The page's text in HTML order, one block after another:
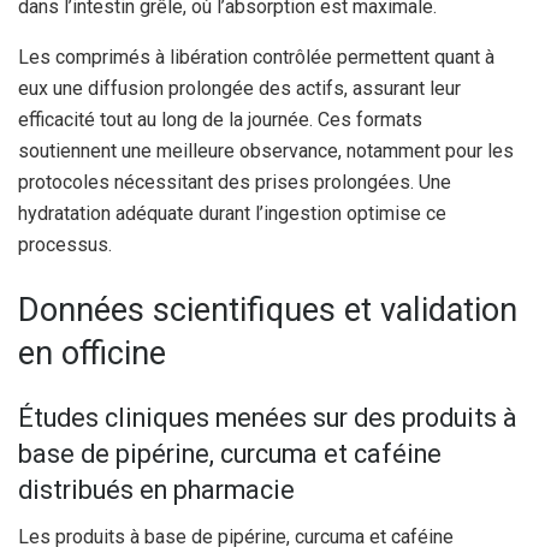
dans l’intestin grêle, où l’absorption est maximale.
Les comprimés à libération contrôlée permettent quant à
eux une diffusion prolongée des actifs, assurant leur
efficacité tout au long de la journée. Ces formats
soutiennent une meilleure observance, notamment pour les
protocoles nécessitant des prises prolongées. Une
hydratation adéquate durant l’ingestion optimise ce
processus.
Données scientifiques et validation
en officine
Études cliniques menées sur des produits à
base de pipérine, curcuma et caféine
distribués en pharmacie
Les produits à base de pipérine, curcuma et caféine